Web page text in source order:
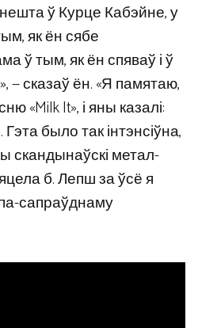
ў Курце Кабэйне, у
як ён сябе
ў тым, як ён спяваў і ў
— сказаў ён. «Я памятаю,
«Milk It», і яны казалі:
Гэта было так інтэнсіўна,
скандынаўскі метал-
б. Лепш за ўсё я
сапраўднаму